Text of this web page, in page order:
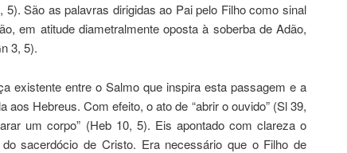
5). São as palavras dirigidas ao Pai pelo Filho como sinal
em atitude diametralmente oposta à soberba de Adão,
3, 5).
existente entre o Salmo que inspira esta passagem e a
aos Hebreus. Com efeito, o ato de “abrir o ouvido” (Sl 39,
um corpo” (Heb 10, 5). Eis apontado com clareza o
sacerdócio de Cristo. Era necessário que o Filho de